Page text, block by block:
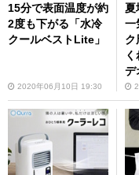
15分で表面温度が約
2度も下がる「水冷
クールベストLite」
2020年06月10日 19:30
夏
一
ク
デ